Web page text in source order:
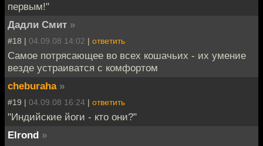
первым!"
Дадли Смит »
#18 | 04.09.08 14:02 | ответить
Самое потрясающее во всех кошачьих - их умение
везде устраиватся с комфортом
cheburaha »
#19 | 04.09.08 16:24 | ответить
"Индийские йоги - кто они?"
Elrond »